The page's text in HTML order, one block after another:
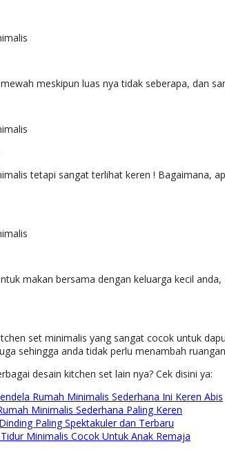
meskipun luas nya tidak seberapa, dan
tetapi sangat terlihat keren ! Bagaimana,
makan bersama dengan keluarga kecil
set minimalis yang sangat cocok untuk
sehingga anda tidak perlu menambah
desain kitchen set lain nya? Cek disini ya:
Rumah Minimalis Sederhana Ini Keren Abis
Minimalis Sederhana Paling Keren
Paling Spektakuler dan Terbaru
Minimalis Cocok Untuk Anak Remaja